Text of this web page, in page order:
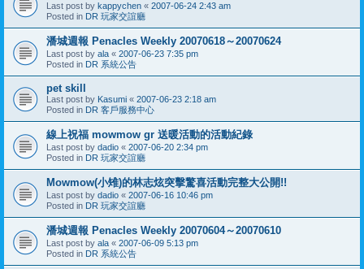
Last post by kappychen « 2007-06-24 2:43 am
Posted in DR 玩家交誼廳
潘城週報 Penacles Weekly 20070618～20070624
Last post by ala « 2007-06-23 7:35 pm
Posted in DR 系統公告
pet skill
Last post by Kasumi « 2007-06-23 2:18 am
Posted in DR 客戶服務中心
線上祝福 mowmow gr 送暖活動的活動紀錄
Last post by dadio « 2007-06-20 2:34 pm
Posted in DR 玩家交誼廳
Mowmow(小雉)的林志炫突擊驚喜活動完整大公開!!
Last post by dadio « 2007-06-16 10:46 pm
Posted in DR 玩家交誼廳
潘城週報 Penacles Weekly 20070604～20070610
Last post by ala « 2007-06-09 5:13 pm
Posted in DR 系統公告